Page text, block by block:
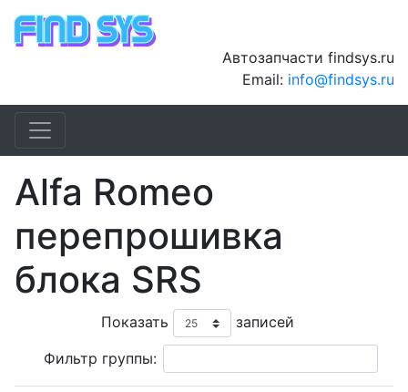
Автозапчасти findsys.ru
Email: info@findsys.ru
Alfa Romeo
перепрошивка
блока SRS
Показать записей
Фильтр группы: